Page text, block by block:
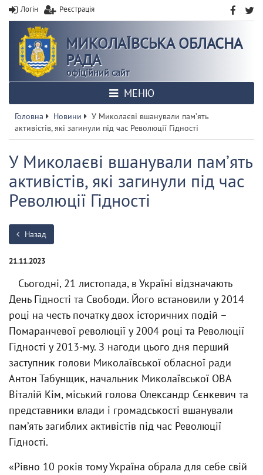
Логін Реєстрація
МИКОЛАЇВСЬКА ОБЛАСНА
РАДА
офіційний сайт
МЕНЮ
Головна Новини
У Миколаєві вшанували памʼять
активістів, які загинули під час Революції Гідності
У Миколаєві вшанували памʼять
активістів, які загинули під час
Революції Гідності
Назад
21.11.2023
Сьогодні, 21 листопада, в Україні відзначають
День Гідності та Свободи. Його встановили у 2014
році на честь початку двох історичних подій –
Помаранчевої революції у 2004 році та Революції
Гідності у 2013-му. З нагоди цього дня перший
заступник голови Миколаївської обласної ради
Антон Табунщик, начальник Миколаївської ОВА
Віталій Кім, міський голова Олександр Сєнкевич та
представники влади і громадськості вшанували
памʼять загиблих активістів під час Революції
Гідності.
«Рівно 10 років тому Україна обрала для себе свій